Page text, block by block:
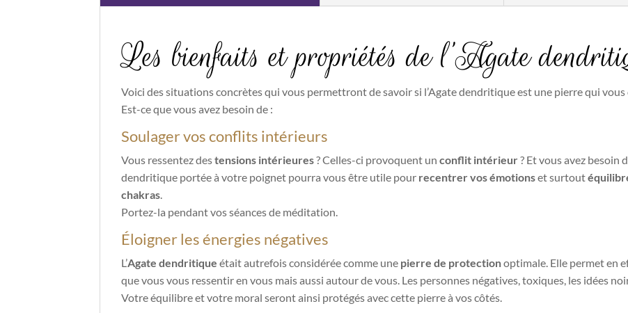
Les bienfaits et propriétés de l’Agate
Voici des situations concrètes qui vous permettront de savoir si l’Agate dendritique est une pierre qui
Est-ce que vous avez besoin de :
Soulager vos conflits intérieurs
Vous ressentez destensions intérieures? Celles-ci provoquent un conflit intérieur? Et vous avez besoin
dendritique portée à votre poignet pourra vous être utile pour recentrer vos émotionset surtout
chakras.
Portez-la pendant vos séances de méditation.
Éloigner les énergies négatives
L’Agate dendritique était autrefois considérée comme une pierre de protectionoptimale. Elle permet en
que vous vous ressentir en vous mais aussi autour de vous. Les personnes négatives, toxiques, les idées
Votre équilibre et votre moral seront ainsi protégés avec cette pierre à vos côtés.